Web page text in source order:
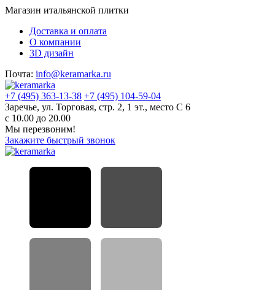
Магазин итальянской плитки
Доставка и оплата
О компании
3D дизайн
Почта: info@keramarka.ru
+7 (495) 363-13-38 +7 (495) 104-59-04
Заречье, ул. Торговая, стр. 2, 1 эт., место С 6
с 10.00 до 20.00
Мы перезвоним!
Закажите быстрый звонок